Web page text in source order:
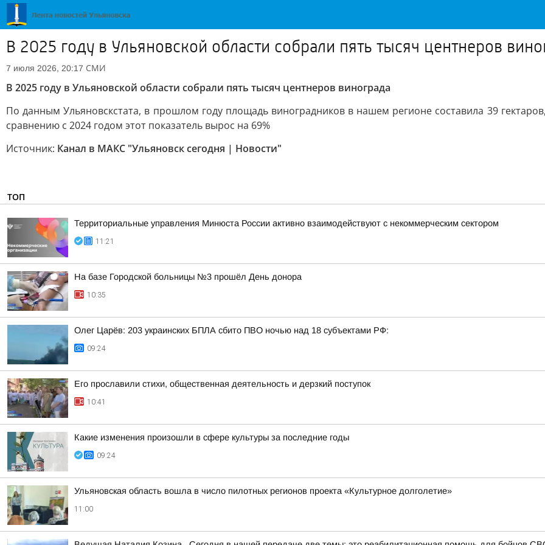
В 2025 году в Ульяновской области собрали пять тысяч центнеров
7 июля 2026, 20:17 СМИ
В 2025 году в Ульяновской области собрали пять тысяч центнеров винограда
По данным Ульяновскстата, в прошлом году площадь виноградников в нашем регионе составила 39
сравнению с 2024 годом этот показатель вырос на 69%
Источник: Канал в МАКС "Ульяновск сегодня | Новости"
ТОП
Территориальные управления Минюста России активно взаимодействуют с некоммерческим сектором
11:21
На базе Городской больницы №3 прошёл День донора
10:35
Олег Царёв: 203 украинских БПЛА сбито ПВО ночью над 18 субъектами РФ:
09:24
Его прославили стихи, общественная деятельность и дерзкий поступок
10:41
Какие изменения произошли в сфере культуры за последние годы
09:24
Ульяновская область вошла в число пилотных регионов проекта «Культурное долголетие»
11:00